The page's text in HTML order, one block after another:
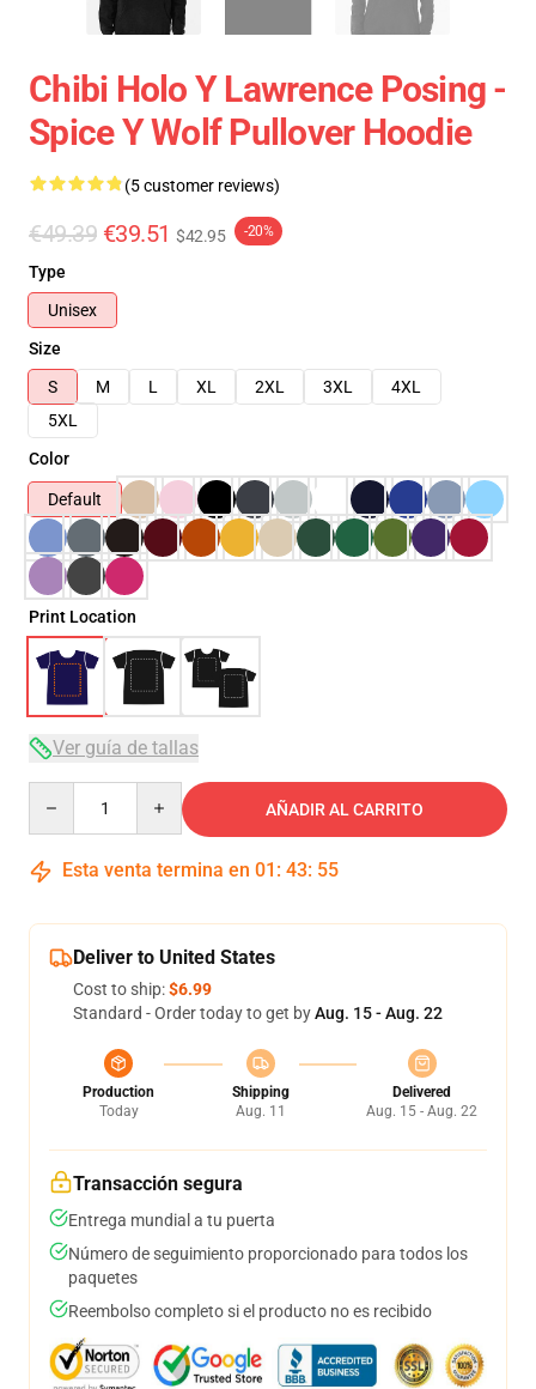
Chibi Holo Y Lawrence Posing -
Spice Y Wolf Pullover Hoodie
(5 customer reviews)
€49.39 €39.51 $42.95 -20%
Type
Unisex
Size
S
M L XL 2XL 3XL
4XL
5XL
Color
Default
Print Location
Ver guía de tallas
AÑADIR AL CARRITO
Esta venta termina en 01 : 43: 54
Deliver to United States
Cost to ship:$6.99
Standard - Order today to get byAug. 15 - Aug. 22
Production
Today
Shipping
Aug. 11
Delivered
Aug. 15 - Aug. 22
Transacción segura
Entrega mundial a tu puerta
Número de seguimiento proporcionado para todos los
paquetes
Reembolso completo si el producto no es recibido